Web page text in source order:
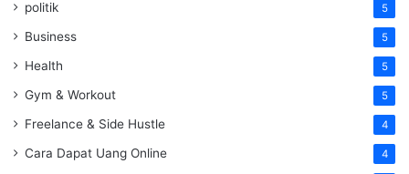
politik 5
Business 5
Health 5
Gym & Workout 5
Freelance & Side Hustle 4
Cara Dapat Uang Online 4